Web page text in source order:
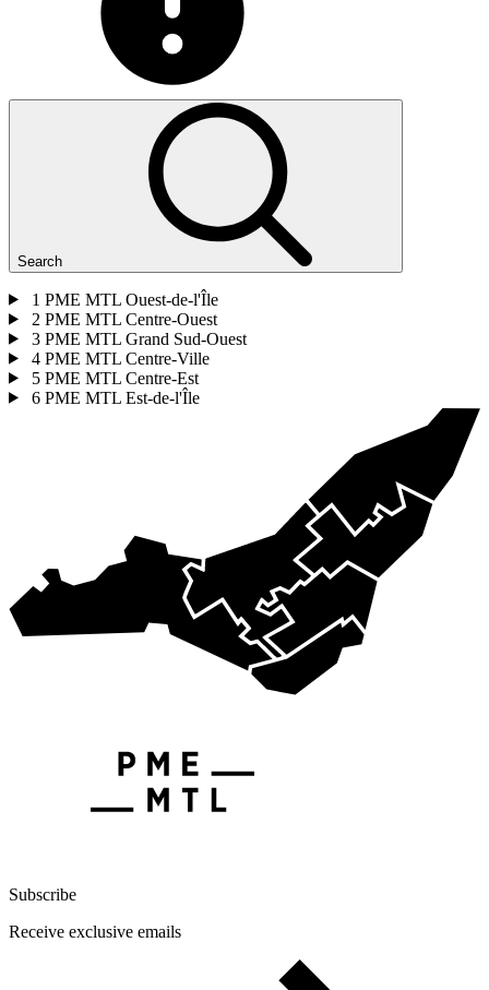
Search
1 PME MTL Ouest-de-l'Île
2 PME MTL Centre-Ouest
3 PME MTL Grand Sud-Ouest
4 PME MTL Centre-Ville
5 PME MTL Centre-Est
6 PME MTL Est-de-l'Île
Subscribe
Receive exclusive emails